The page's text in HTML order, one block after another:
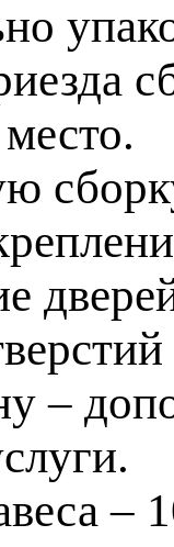
–
–